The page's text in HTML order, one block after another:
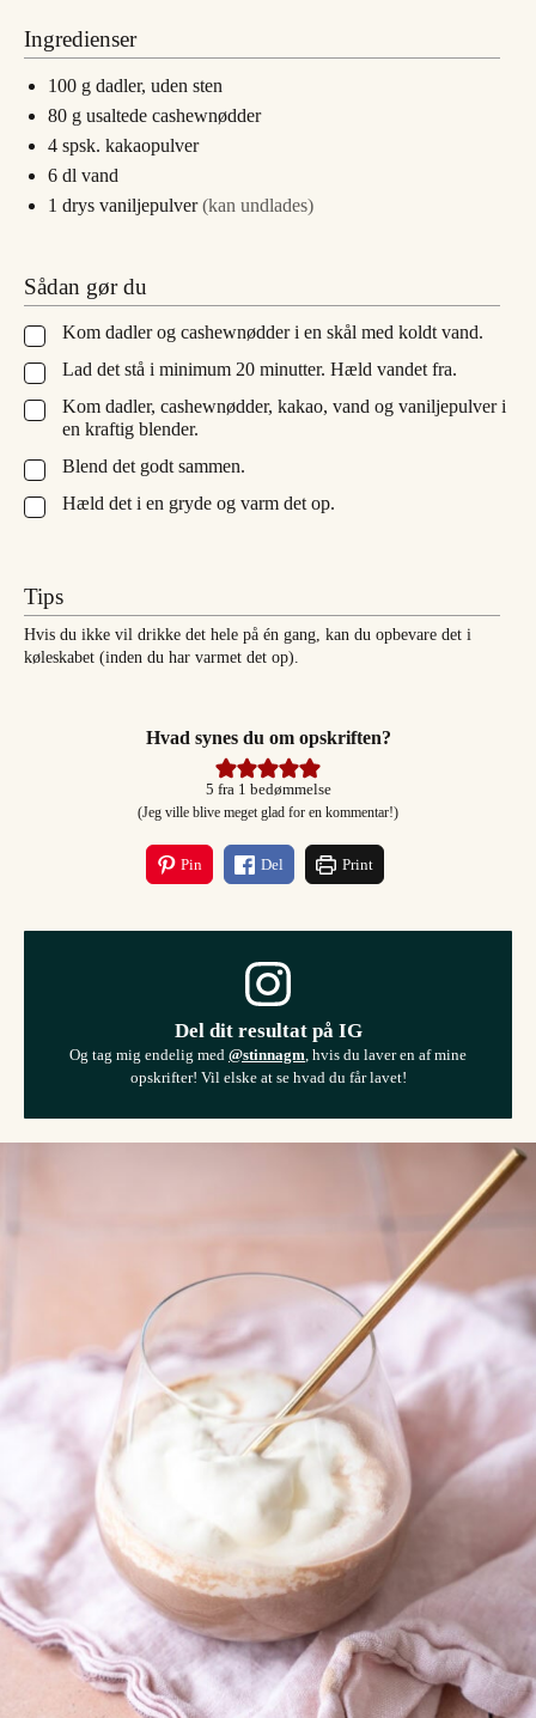
Ingredienser
100 g dadler, uden sten
80 g usaltede cashewnødder
4 spsk. kakaopulver
6 dl vand
1 drys vaniljepulver (kan undlades)
Sådan gør du
▢
Kom dadler og cashewnødder i en skål med koldt vand.
▢
Lad det stå i minimum 20 minutter. Hæld vandet fra.
▢
Kom dadler, cashewnødder, kakao, vand og vaniljepulver i
en kraftig blender.
▢
Blend det godt sammen.
▢
Hæld det i en gryde og varm det op.
Tips
Hvis du ikke vil drikke det hele på én gang, kan du opbevare det i
køleskabet (inden du har varmet det op).
Hvad synes du om opskriften?
5 fra 1 bedømmelse
(Jeg ville blive meget glad for en kommentar!)
Pin Del Print
Del dit resultat på IG
Og tag mig endelig med @stinnagm, hvis du laver en af mine
opskrifter! Vil elske at se hvad du får lavet!